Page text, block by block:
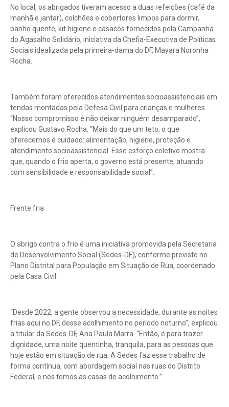
No local, os abrigados tiveram acesso a duas refeições (café da
manhã e jantar), colchões e cobertores limpos para dormir,
banho quente, kit higiene e casacos fornecidos pela Campanha
do Agasalho Solidário, iniciativa da Chefia-Executiva de Políticas
Sociais idealizada pela primeira-dama do DF, Mayara Noronha
Rocha.
Também foram oferecidos atendimentos socioassistenciais em
tendas montadas pela Defesa Civil para crianças e mulheres.
“Nosso compromisso é não deixar ninguém desamparado”,
explicou Gustavo Rocha. “Mais do que um teto, o que
oferecemos é cuidado: alimentação, higiene, proteção e
atendimento socioassistencial. Esse esforço coletivo mostra
que, quando o frio aperta, o governo está presente, atuando
com sensibilidade e responsabilidade social”.
Frente fria
O abrigo contra o frio é uma iniciativa promovida pela Secretaria
de Desenvolvimento Social (Sedes-DF), conforme previsto no
Plano Distrital para População em Situação de Rua, coordenado
pela Casa Civil.
“Desde 2022, a gente observou a necessidade, durante as noites
frias aqui no DF, desse acolhimento no período noturno”, explicou
a titular da Sedes-DF, Ana Paula Marra. “Então, é para trazer
dignidade, uma noite quentinha, tranquila, para as pessoas que
hoje estão em situação de rua. A Sedes faz esse trabalho de
forma contínua, com abordagem social nas ruas do Distrito
Federal, e nós temos as casas de acolhimento.”